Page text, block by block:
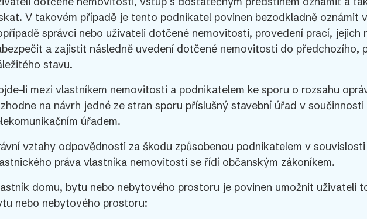
V takovém případě je tento podnikatel povinen bezodkladně oznámit
správci nebo uživateli dotčené nemovitosti, provedení prací, jejich
a zajistit následně uvedení dotčené nemovitosti do předchozího,
stavu.
li mezi vlastníkem nemovitosti a podnikatelem ke sporu o rozsahu
na návrh jedné ze stran sporu příslušný stavební úřad v součinnosti
úřadem.
vztahy odpovědnosti za škodu způsobenou podnikatelem v souvislosti
práva vlastníka nemovitosti se řídí občanským zákoníkem.
domu, bytu nebo nebytového prostoru je povinen umožnit uživateli
nebo nebytového prostoru: